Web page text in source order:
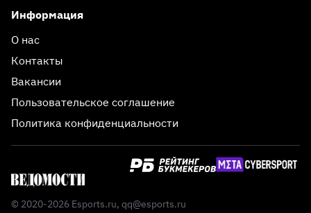
Информация
О нас
Контакты
Вакансии
Пользовательское соглашение
Политика конфиденциальности
© 2020-2026 Esports.ru, qq@esports.ru